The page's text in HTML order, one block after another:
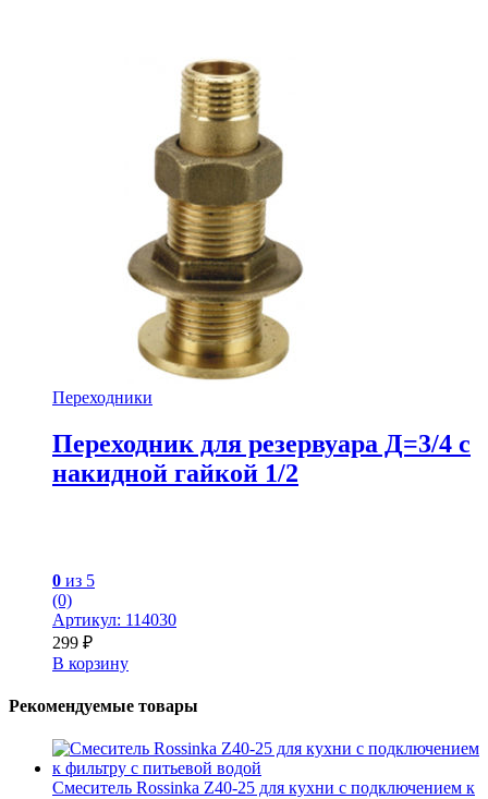
Переходники
Переходник для резервуара Д=3/4 с
накидной гайкой 1/2
0 из 5
(0)
Артикул: 114030
299 ₽
В корзину
Рекомендуемые товары
Смеситель Rossinka Z40-25 для кухни с подключением к